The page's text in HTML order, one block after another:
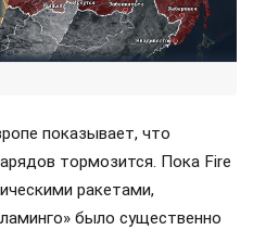
показывает, что
тормозится. Пока Fire
ракетами,
было существенно